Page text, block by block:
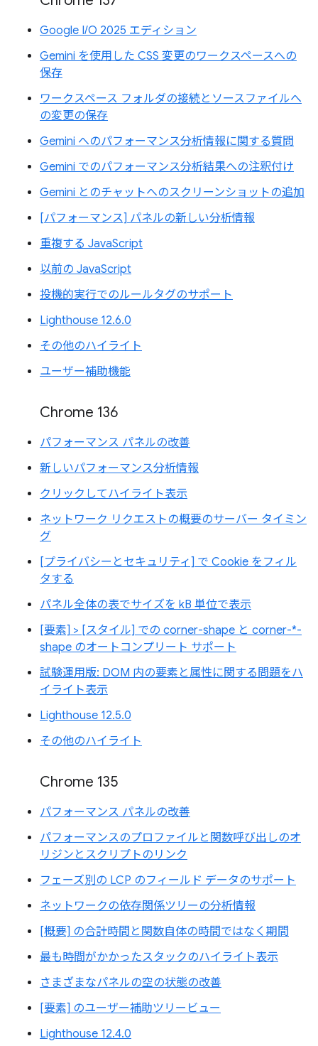
Google I/O 2025 エディション
Gemini を使用した CSS 変更のワークスペースへの
保存
ワークスペース フォルダの接続とソースファイルへ
の変更の保存
Gemini へのパフォーマンス分析情報に関する質問
Gemini でのパフォーマンス分析結果への注釈付け
Gemini とのチャットへのスクリーンショットの追加
[パフォーマンス] パネルの新しい分析情報
重複する JavaScript
以前の JavaScript
投機的実行でのルールタグのサポート
Lighthouse 12.6.0
その他のハイライト
ユーザー補助機能
Chrome 136
パフォーマンス パネルの改善
新しいパフォーマンス分析情報
クリックしてハイライト表示
ネットワーク リクエストの概要のサーバー タイミン
グ
[プライバシーとセキュリティ] で Cookie をフィル
タする
パネル全体の表でサイズを kB 単位で表示
[要素] > [スタイル] での corner-shape と corner-*-
shape のオートコンプリート サポート
試験運用版: DOM 内の要素と属性に関する問題をハ
イライト表示
Lighthouse 12.5.0
その他のハイライト
Chrome 135
パフォーマンス パネルの改善
パフォーマンスのプロファイルと関数呼び出しのオ
リジンとスクリプトのリンク
フェーズ別の LCP のフィールド データのサポート
ネットワークの依存関係ツリーの分析情報
[概要] の合計時間と関数自体の時間ではなく期間
最も時間がかかったスタックのハイライト表示
さまざまなパネルの空の状態の改善
[要素] のユーザー補助ツリービュー
Lighthouse 12.4.0